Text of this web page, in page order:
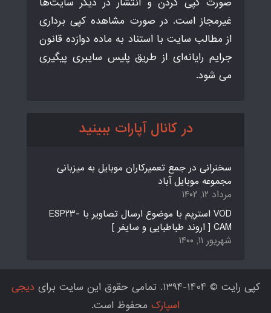
غیرمجاز است. در صورت مشاهده کپی برداری
از مطالب سایت با استناد به ماده دوازده قانون
جرایم رایانه‌ای از طریق پلیس سایبری پیگیری
می شود.
در کانال آپارات ببینید
سخنرانی در جمع تعمیرکاران موبایل به میزبانی
مجموعه موبایل آباد
مرداد ۱۲, ۱۴۰۲
VOD استریم با موضوع ارسال تصاویر با ESP23-
CAM [ اروند طباطبایی و سایفر ]
شهریور ۱۱, ۱۴۰۰
کپی رایت © 1404-1394. تمامی حقوق این سایت برای
دیجی
اسپارک محفوظ است.